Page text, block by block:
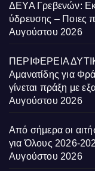
ΔΕΥΑ Γρεβενών:
ύδρευσης – Ποιες
Αυγούστου 2026
ΠΕΡΙΦΕΡΕΙΑ
Αμανατίδης για
γίνεται πράξη με
Αυγούστου 2026
Από σήμερα οι
για Όλους 2026-
Αυγούστου 2026